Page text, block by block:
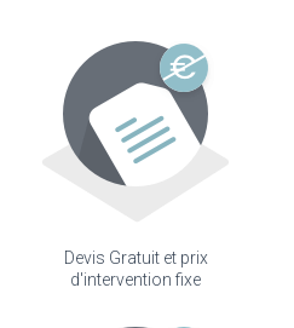
Devis Gratuit et prix
d'intervention fixe